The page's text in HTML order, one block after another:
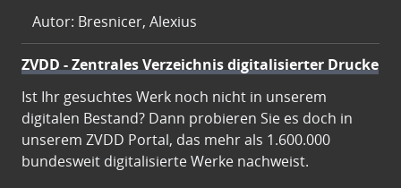
Autor: Bresnicer, Alexius
ZVDD - Zentrales Verzeichnis digitalisierter Drucke
Ist Ihr gesuchtes Werk noch nicht in unserem
digitalen Bestand? Dann probieren Sie es doch in
unserem ZVDD Portal, das mehr als 1.600.000
bundesweit digitalisierte Werke nachweist.